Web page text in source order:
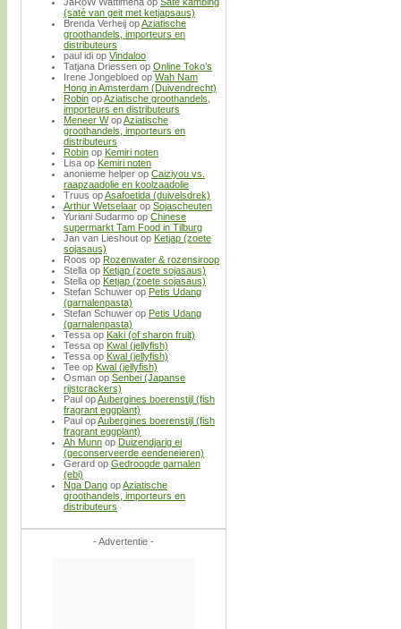
(saté van geit met ketjapsaus)
Brenda Verheij opAziatische
groothandels, importeurs en
distributeurs
paul idi op Vindaloo
Tatjana Driessen op Online Toko’s
Irene Jongebloed op Wah Nam
Hong in Amsterdam (Duivendrecht)
Robin opAziatische groothandels,
importeurs en distributeurs
Meneer WopAziatische
groothandels, importeurs en
distributeurs
Robin op Kemiri noten
Lisa op Kemiri noten
anonieme helper op Caiziyou vs.
raapzaadolie en koolzaadolie
Truus opAsafoetida (duivelsdrek)
Arthur Wetselaar op Sojascheuten
Yuriani Sudarmo op Chinese
supermarkt Tam Food in Tilburg
Jan van Lieshout op Ketjap (zoete
sojasaus)
Roos op Rozenwater & rozensiroop
Stella op Ketjap (zoete sojasaus)
Stella op Ketjap (zoete sojasaus)
Stefan Schuwer op Petis Udang
(garnalenpasta)
Stefan Schuwer op Petis Udang
(garnalenpasta)
Tessa op Kaki (of sharon fruit)
Tessa op Kwal (jellyfish)
Tessa op Kwal (jellyfish)
Tee op Kwal (jellyfish)
Osman op Senbei (Japanse
rijstcrackers)
Paul opAubergines boerenstijl (fish
fragrant eggplant)
Paul opAubergines boerenstijl (fish
fragrant eggplant)
Ah Munn op Duizendjarig ei
(geconserveerde eendeneieren)
Gerard op Gedroogde garnalen
(ebi)
Nga Dang opAziatische
groothandels, importeurs en
distributeurs
- Advertentie -